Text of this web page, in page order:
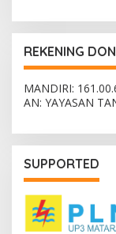
REKENING
MANDIRI:
AN: YAYASAN
SUPPORTED